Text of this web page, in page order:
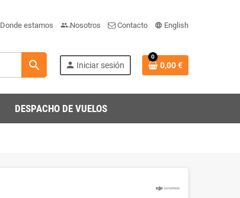
Donde estamos people-team
Nosotros Contacto English
search person Iniciar sesión
0
0,00 €
DESPACHO DE VUELOS